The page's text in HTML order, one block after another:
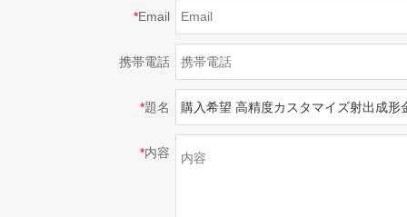
*Email
携帯電話
*題名
*内容